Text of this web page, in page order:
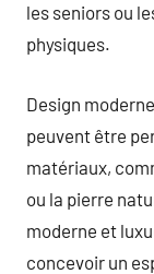
les seniors ou
physiques.
Design
peuvent être
matériaux,
ou la pierre
moderne et
concevoir un